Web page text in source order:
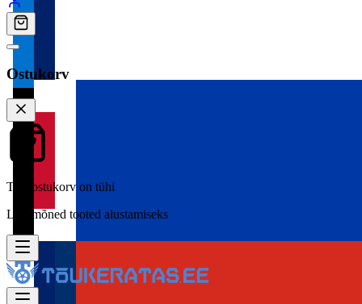
Ostukorv
Teie ostukorv on tühi
Lisa mõned tooted alustamiseks